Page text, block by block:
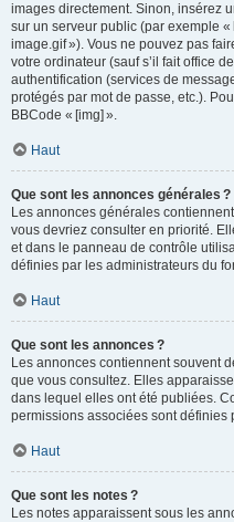
images directement. Sinon, insérez
sur un serveur public (par exemple
image.gif »). Vous ne pouvez pas
votre ordinateur (sauf s’il fait office
authentification (services de
protégés par mot de passe, etc.).
BBCode « [img] ».
Haut
Que sont les annonces générales ?
Les annonces générales
vous devriez consulter en priorité.
et dans le panneau de contrôle
définies par les administrateurs du
Haut
Que sont les annonces ?
Les annonces contiennent souvent
que vous consultez. Elles
dans lequel elles ont été publiées.
permissions associées sont définies
Haut
Que sont les notes ?
Les notes apparaissent sous les